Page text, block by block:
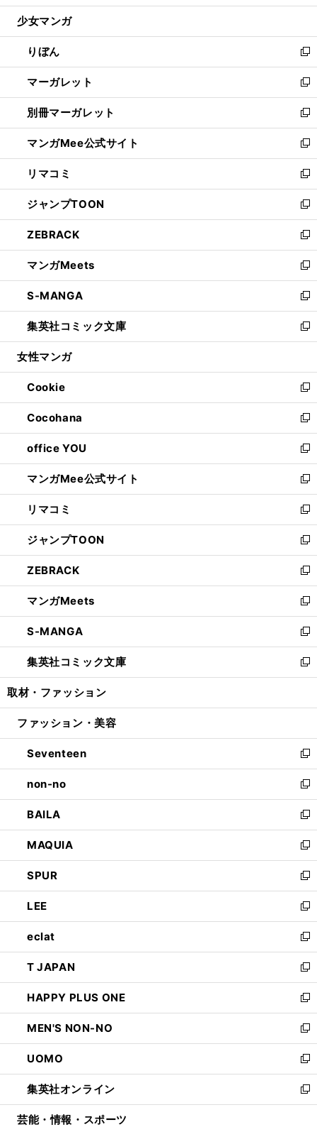
開
ウ
開
く
ン
ウ
で
開
く
ウ
ン
ド
ウ
で
開
く
し
ウ
ィ
ン
ド
ウ
で
開
く
少女マンガ
りぼん
新
し
い
ウ
ィ
ン
ド
ウ
で
開
く
マーガレット
新
し
い
ウ
ィ
ン
ド
ウ
で
開
く
別冊マーガレット
新
し
い
ウ
ィ
ン
ド
ウ
で
開
く
マンガMee公式サイト
新
し
い
ウ
ィ
ン
ド
ウ
で
開
く
リマコミ
新
し
い
ウ
ィ
ン
ド
ウ
で
開
く
ジャンプTOON
新
し
い
ウ
ィ
ン
ド
ウ
で
開
ZEBRACK
新
し
い
ウ
ィ
ン
ド
ウ
開
く
マンガMeets
新
し
い
ウ
ィ
ン
ウ
で
開
く
S-MANGA
新
し
い
ウ
ン
ド
ウ
で
開
く
集英社コミック文庫
新
し
ウ
ィ
ン
ド
ウ
で
開
く
女性マンガ
Cookie
新
し
い
ウ
ィ
ン
ド
ウ
で
開
く
Cocohana
新
し
い
ウ
ィ
ン
ド
ウ
で
開
く
office YOU
新
し
い
ウ
ィ
ン
ド
ウ
で
開
く
マンガMee公式サイト
新
し
い
ウ
ィ
ン
ド
ウ
で
開
く
リマコミ
新
し
い
ウ
ィ
ン
ド
ウ
で
開
く
ジャンプTOON
新
し
い
ウ
ィ
ン
ド
ウ
で
開
ZEBRACK
新
し
い
ウ
ィ
ン
ド
ウ
開
マンガMeets
新
し
い
ウ
ィ
ン
ウ
開
く
S-MANGA
新
し
い
ウ
ン
ウ
で
開
く
集英社コミック文庫
新
し
ウ
ン
ド
ウ
で
開
く
取材・ファッション
ファッション・美容
Seventeen
新
し
い
ウ
ィ
ン
ド
ウ
で
開
く
non-no
新
し
い
ウ
ィ
ン
ド
ウ
で
開
く
BAILA
新
し
い
ウ
ィ
ン
ド
ウ
で
開
く
MAQUIA
新
し
い
ウ
ィ
ン
ド
ウ
で
開
く
SPUR
新
し
い
ウ
ィ
ン
ド
ウ
で
開
く
LEE
新
し
い
ウ
ィ
ン
ド
ウ
で
開
く
eclat
新
し
い
ウ
ィ
ン
ド
ウ
で
開
く
T JAPAN
新
し
い
ウ
ィ
ン
ド
ウ
で
開
HAPPY PLUS ONE
新
し
い
ウ
ィ
ン
ド
ウ
MEN'S NON-NO
新
し
い
ウ
ィ
ン
UOMO
新
し
い
ウ
集英社オンライン
新
し
芸能・情報・スポーツ